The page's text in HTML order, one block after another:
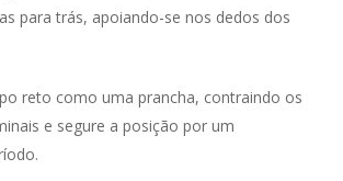
para trás, apoiando-se nos dedos dos
reto como uma prancha, contraindo os
e segure a posição por um